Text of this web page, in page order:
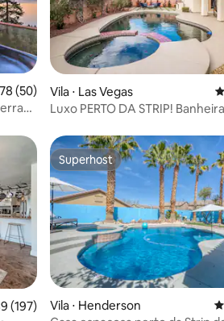
de uma avaliação média de 5, 50
(50)
Vila ⋅ Las Vegas
Luxo PERTO DA STRIP!
jogos!
uma avaliação média de 5, 197
(197)
Superhost
Superhost
Vila ⋅ Henderson